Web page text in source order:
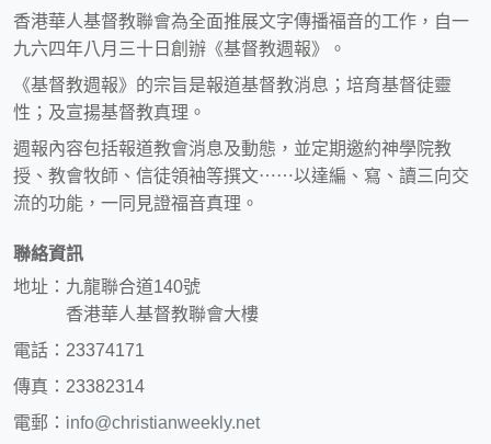
香港華人基督教聯會為全面推展文字傳播福音的工作，自一
九六四年八月三十日創辦《基督教週報》。
《基督教週報》的宗旨是報道基督教消息；培育基督徒靈
性；及宣揚基督教真理。
週報內容包括報道教會消息及動態，並定期邀約神學院教
授、教會牧師、信徒領袖等撰文⋯⋯以達編、寫、讀三向交
流的功能，一同見證福音真理。
聯絡資訊
地址：九龍聯合道140號
香港華人基督教聯會大樓
電話：23374171
傳真：23382314
電郵： info@christianweekly.net